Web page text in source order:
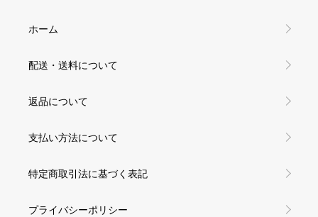
ホーム
配送・送料について
返品について
支払い方法について
特定商取引法に基づく表記
プライバシーポリシー